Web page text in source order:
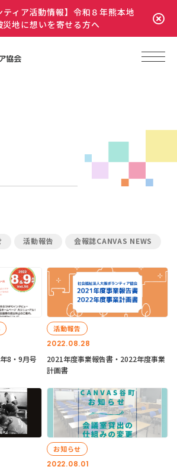
ティア活動情報】令和８年熊本地
災地に想いを寄せる方へ
活動報告 会報誌CANVAS NEWS
年8・9月号
2022.08.28
活動報告
2021年度事業報告書・2022年度事業
計画書
2022.08.01
お知らせ